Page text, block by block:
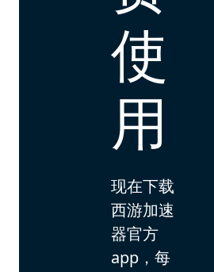
使
用
现在下载
西游加速
器官方
app，每